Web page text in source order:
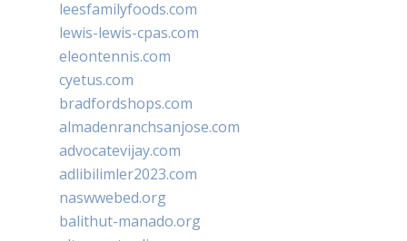
leesfamilyfoods.com
lewis-lewis-cpas.com
eleontennis.com
cyetus.com
bradfordshops.com
almadenranchsanjose.com
advocatevijay.com
adlibilimler2023.com
naswwebed.org
balithut-manado.org